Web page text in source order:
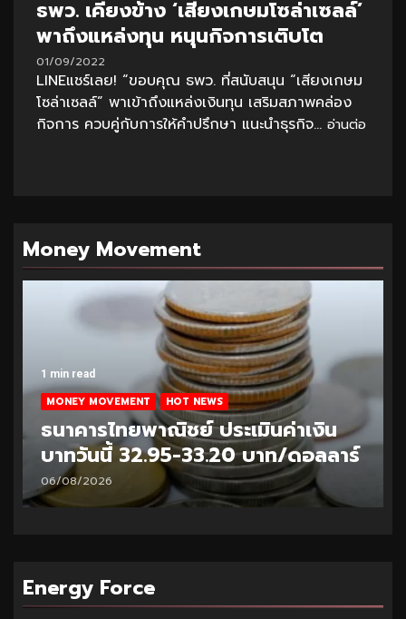
ธพว. เคียงข้าง ‘เสียงเกษมโซล่าเซลล์’
พาถึงแหล่งทุน หนุนกิจการเติบโต
01/09/2022
LINEแชร์เลย! “ขอบคุณ ธพว. ที่สนับสนุน “เสียงเกษม
โซล่าเซลล์” พาเข้าถึงแหล่งเงินทุน เสริมสภาพคล่อง
กิจการ ควบคู่กับการให้คำปรึกษา แนะนำธุรกิจ... อ่านต่อ
Money Movement
1 min read
MONEY MOVEMENT HOT NEWS
ธนาคารไทยพาณิชย์ ประเมินค่าเงิน
บาทวันนี้ 32.95-33.20 บาท/ดอลลาร์
06/08/2026
Energy Force